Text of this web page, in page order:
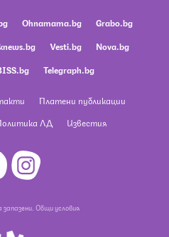
Ohnamama.bg
Grabo.bg
Vesti.bg
Nova.bg
Telegraph.bg
Платени публикации
ЛД Известия
Общи условия